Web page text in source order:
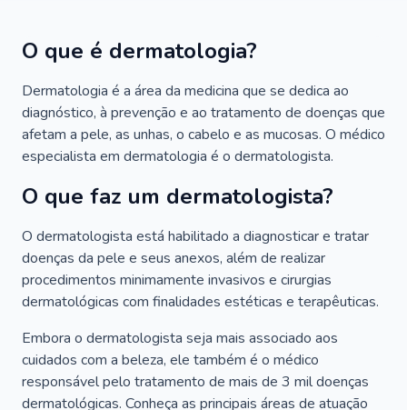
O que é dermatologia?
Dermatologia é a área da medicina que se dedica ao
diagnóstico, à prevenção e ao tratamento de doenças que
afetam a pele, as unhas, o cabelo e as mucosas. O médico
especialista em dermatologia é o dermatologista.
O que faz um dermatologista?
O dermatologista está habilitado a diagnosticar e tratar
doenças da pele e seus anexos, além de realizar
procedimentos minimamente invasivos e cirurgias
dermatológicas com finalidades estéticas e terapêuticas.
Embora o dermatologista seja mais associado aos
cuidados com a beleza, ele também é o médico
responsável pelo tratamento de mais de 3 mil doenças
dermatológicas. Conheça as principais áreas de atuação